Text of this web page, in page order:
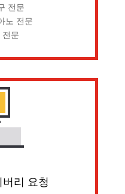
전문
노 전문
전문
리 요청